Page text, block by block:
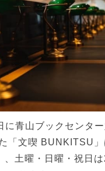
に青山ブックセンタ
「文喫 BUNKITSU」
、土曜・日曜・祝日